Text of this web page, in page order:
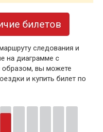
билетов
следования и
на диаграмме с
образом, вы можете
и купить билет по